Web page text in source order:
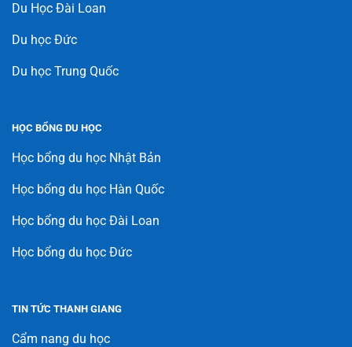
Du Học Đài Loan
Du học Đức
Du học Trung Quốc
HỌC BỔNG DU HỌC
Học bổng du học Nhật Bản
Học bổng du học Hàn Quốc
Học bổng du học Đài Loan
Học bổng du học Đức
TIN TỨC THANH GIANG
Cẩm nang du học